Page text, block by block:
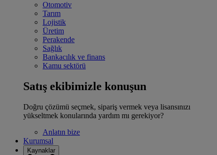
Otomotiv
Tarım
Lojistik
Üretim
Perakende
Sağlık
Bankacılık ve finans
Kamu sektörü
Satış ekibimizle konuşun
Doğru çözümü seçmek, sipariş vermek veya lisansınızı
yükseltmek konularında yardım mı gerekiyor?
Anlatın bize
Kurumsal
Kaynaklar